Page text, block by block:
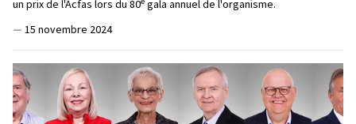
un prix de l'Acfas lors du 80 gala annuel de l'organisme.
— 15 novembre 2024